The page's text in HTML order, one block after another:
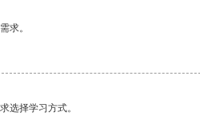
求。
选择学习方式。